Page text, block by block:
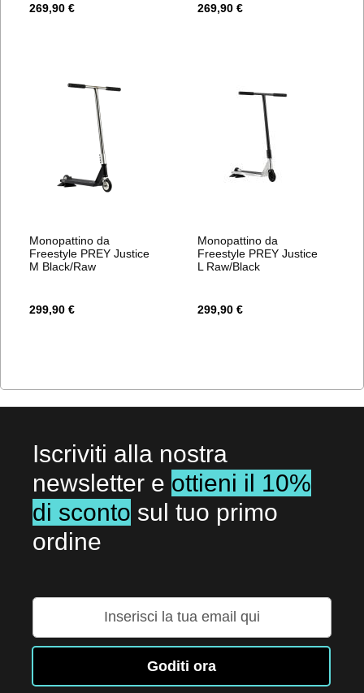
269,90 € 269,90 €
Monopattino da
Freestyle PREY Justice
M Black/Raw
299,90 €
Monopattino da
Freestyle PREY Justice
L Raw/Black
299,90 €
Iscriviti alla nostra
newsletter e ottieni il 10%
di sconto sul tuo primo
ordine
nostra
Goditi ora